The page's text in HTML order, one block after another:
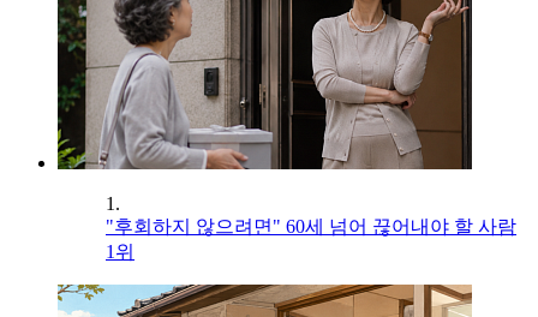
1.
"후회하지 않으려면" 60세 넘어 끊어내야 할 사람
1위